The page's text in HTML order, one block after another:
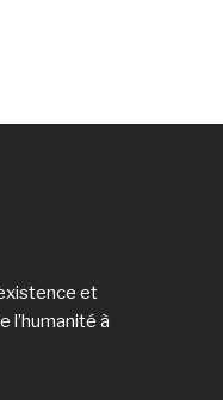
et
l’humanité à